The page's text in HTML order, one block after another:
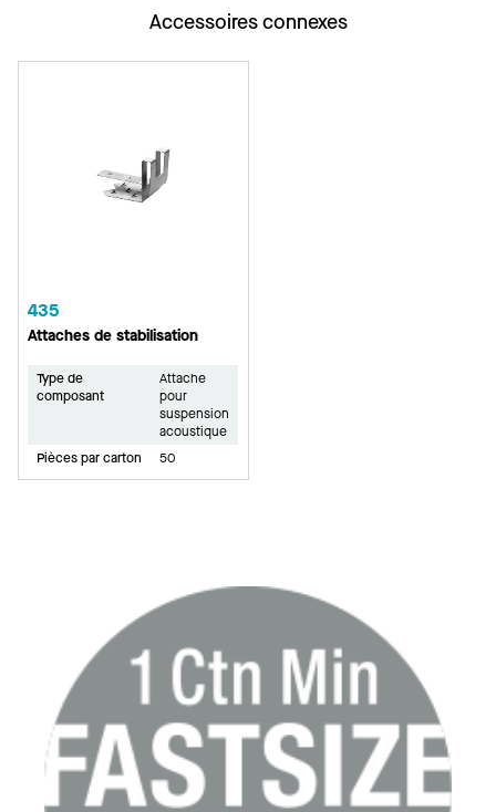
Accessoires connexes
435
Attaches de stabilisation
Type de
composant
Attache
pour
suspension
acoustique
Pièces par carton
50